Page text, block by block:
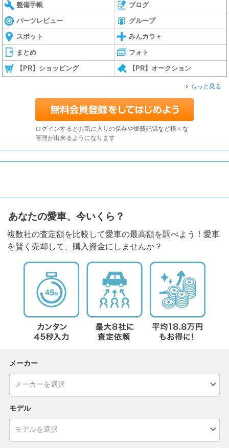
整備手帳 ブログ
パーツレビュー グループ
スポット みんカラ＋
まとめ フォト
【PR】ショッピング 【PR】オークション
もっと見る
ログインするとお気に入りの保存や燃費記録など様々な
管理が出来るようになります
あなたの愛車、今いくら？
複数社の査定額を比較して愛車の最高額を調べよう！愛車
を賢く売却して、購入資金にしませんか？
メーカー
モデル